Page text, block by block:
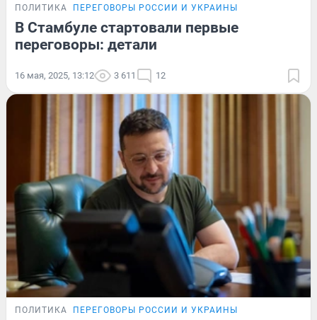
ПОЛИТИКА ПЕРЕГОВОРЫ РОССИИ И УКРАИНЫ
В Стамбуле стартовали первые
переговоры: детали
16 мая, 2025, 13:12 3 611 12
ПОЛИТИКА ПЕРЕГОВОРЫ РОССИИ И УКРАИНЫ